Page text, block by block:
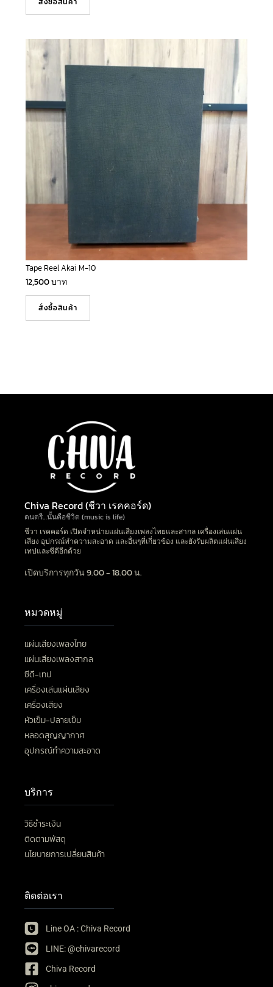
Tape Reel Akai M-10
12,500บาท
สั่งซื้อสินค้า
Chiva Record (ชีวา เรคคอร์ด)
ดนตรี…นั้นคือชีวิต (music is life)
ชีวา เรคคอร์ด เปิดจำหน่ายแผ่นเสียงเพลงไทยและสากล เครื่องเล่นแผ่น
เสียง อุปกรณ์ทำความสะอาด และอื่นๆที่เกี่ยวข้อง และยังรับผลิตแผ่นเสียง
เทปและซีดีอีกด้วย
เปิดบริการทุกวัน 9.00 - 18.00 น.
หมวดหมู่
แผ่นเสียงเพลงไทย
แผ่นเสียงเพลงสากล
ซีดี-เทป
เครื่องเล่นแผ่นเสียง
เครื่องเสียง
หัวเข็ม-ปลายเข็ม
หลอดสุญญากาศ
อุปกรณ์ทำความสะอาด
บริการ
วิธีชำระเงิน
ติดตามพัสดุ
นโยบายการเปลี่ยนสินค้า
ติดต่อเรา
Line OA : Chiva Record
LINE: @chivarecord
Chiva Record